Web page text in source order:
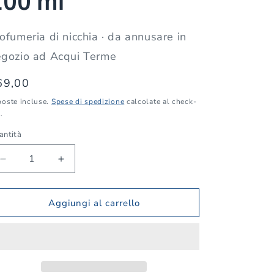
di nicchia · da annusare in
ad Acqui Terme
incluse. Spese di spedizione calcolate al check-
Diminuisci
quantità
per
Fulad
Aumenta
quantità
per
Nabeel
Fulad
Aggiungi al carrello